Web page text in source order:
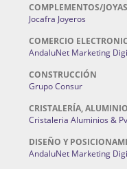
COMPLEMENTOS/JOYAS
Jocafra Joyeros
COMERCIO
AndaluNet Marketing
CONSTRUCCIÓN
Grupo Consur
CRISTALERÍA,
Cristaleria Aluminios &
DISEÑO Y
AndaluNet Marketing